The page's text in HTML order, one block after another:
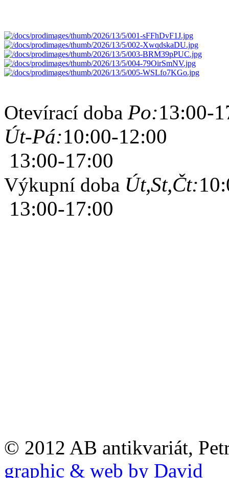
Otevírací doba Po:13:00-
Út-Pá:10:00-12:00
13:00-17:00
Výkupní doba Út,St,Čt:
13:00-17:00
© 2012 AB antikvariát,
graphic & web by David